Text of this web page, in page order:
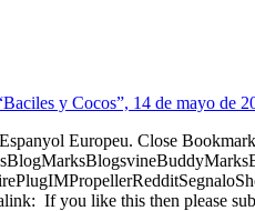
y Cocos”, 14 de mayo de
Europeu. Close
If you like this then please